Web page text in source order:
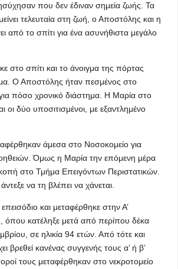
που δεν έδιναν σημεία ζωής. Τα
τελευταία στη ζωή, ο Αποστόλης και η
από το σπίτι για ένα ασυνήθιστα μεγάλο
στο σπίτι και το άνοιγμα της πόρτας
Ο Αποστόλης ήταν πεσμένος στο
πόσο χρονικό διάστημα. Η Μαρία στο
οι δύο υποσιτισμένοι, με εξαντλημένο
άμεσα στο Νοσοκομείο για
Όμως η Μαρία την επόμενη μέρα
στο Τμήμα Επειγόντων Περιστατικών.
να τη βλέπει να χάνεται.
και μεταφέρθηκε στην Α’
όπου κατέληξε μετά από περίπου δέκα
σε ηλικία 94 ετών. Από τότε και
βρεθεί κανένας συγγενής τους α’ ή β’
τους μεταφέρθηκαν στο νεκροτομείο